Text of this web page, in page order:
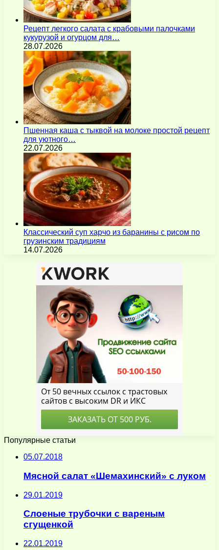
Рецепт легкого салата с крабовыми палочками
кукурузой и огурцом для…
28.07.2026
Пшенная каша с тыквой на молоке простой рецепт
для уютного…
22.07.2026
Классический суп харчо из баранины с рисом по
грузинским традициям
14.07.2026
Популярные статьи
05.07.2018
Мясной салат «Шемахинский» с луком
29.01.2019
Слоеные трубочки с вареным
сгущенкой
22.01.2019